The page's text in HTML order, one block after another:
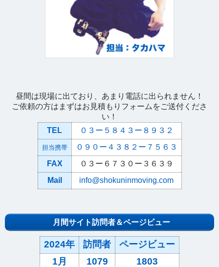
昼間は現場に出ており、あまり電話に出られません！
ご依頼の方はまずはお見積もりフォームをご送付くださ
い！
TEL
０３ー５８４３ー８９３２
担当携帯
０９０ー４３８２ー７５６３
FAX
０３ー６７３０ー３６３９
Mail
info@shokuninmoving.com
月間サイト訪問者＆ページビュー
2024年 訪問者
ページビュー
1月
1079
1803